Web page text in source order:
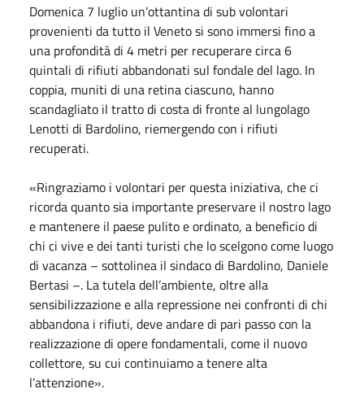
Domenica 7 luglio un’ottantina di sub volontari
provenienti da tutto il Veneto si sono immersi fino a
una profondità di 4 metri per recuperare circa 6
quintali di rifiuti abbandonati sul fondale del lago. In
coppia, muniti di una retina ciascuno, hanno
scandagliato il tratto di costa di fronte al lungolago
Lenotti di Bardolino, riemergendo con i rifiuti
recuperati.
«Ringraziamo i volontari per questa iniziativa, che ci
ricorda quanto sia importante preservare il nostro lago
e mantenere il paese pulito e ordinato, a beneficio di
chi ci vive e dei tanti turisti che lo scelgono come luogo
di vacanza – sottolinea il sindaco di Bardolino, Daniele
Bertasi –. La tutela dell’ambiente, oltre alla
sensibilizzazione e alla repressione nei confronti di chi
abbandona i rifiuti, deve andare di pari passo con la
realizzazione di opere fondamentali, come il nuovo
collettore, su cui continuiamo a tenere alta
l’attenzione».